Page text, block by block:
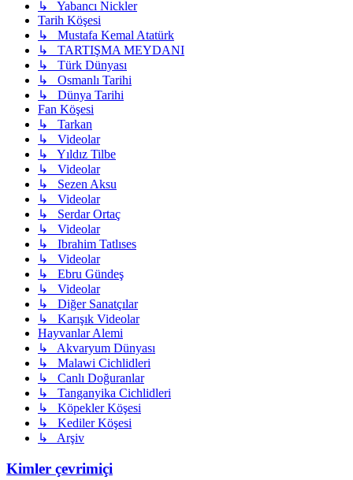
↳ Yabancı Nickler
Tarih Köşesi
↳ Mustafa Kemal Atatürk
↳ TARTIŞMA MEYDANI
↳ Türk Dünyası
↳ Osmanlı Tarihi
↳ Dünya Tarihi
Fan Köşesi
↳ Tarkan
↳ Videolar
↳ Yıldız Tilbe
↳ Videolar
↳ Sezen Aksu
↳ Videolar
↳ Serdar Ortaç
↳ Videolar
↳ Ibrahim Tatlıses
↳ Videolar
↳ Ebru Gündeş
↳ Videolar
↳ Diğer Sanatçılar
↳ Karışık Videolar
Hayvanlar Alemi
↳ Akvaryum Dünyası
↳ Malawi Cichlidleri
↳ Canlı Doğuranlar
↳ Tanganyika Cichlidleri
↳ Köpekler Köşesi
↳ Kediler Köşesi
↳ Arşiv
Kimler çevrimiçi